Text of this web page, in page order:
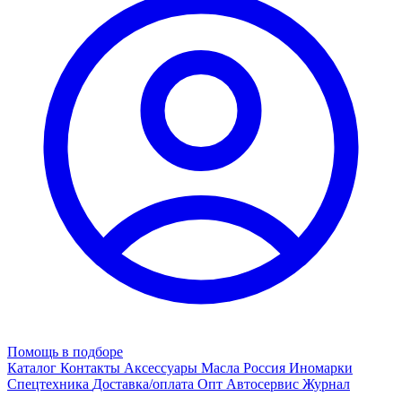
Помощь в подборе
Каталог Контакты Аксессуары Масла Россия Иномарки
Спецтехника Доставка/оплата Опт Автосервис Журнал